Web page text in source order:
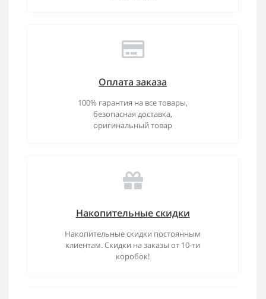
Оплата заказа
100% гарантия на все товары,
безопасная доставка,
оригинальный товар
Накопительные скидки
Накопительные скидки постоянным
клиентам. Скидки на заказы от 10-ти
коробок!